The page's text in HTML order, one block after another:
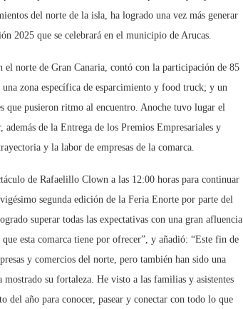
del norte de la isla, ha logrado una vez más generar
2025 que se celebrará en el municipio de Arucas.
el norte de Gran Canaria, contó con la participación de 85
zona específica de esparcimiento y food truck; y un
que pusieron ritmo al encuentro. Anoche tuvo lugar el
de la Entrega de los Premios Empresariales y
y la labor de empresas de la comarca.
de Rafaelillo Clown a las 12:00 horas para continuar
segunda edición de la Feria Enorte por parte del
superar todas las expectativas con una gran afluencia
esta comarca tiene por ofrecer”, y añadió: “Este fin de
y comercios del norte, pero también han sido una
su fortaleza. He visto a las familias y asistentes
del año para conocer, pasear y conectar con todo lo que